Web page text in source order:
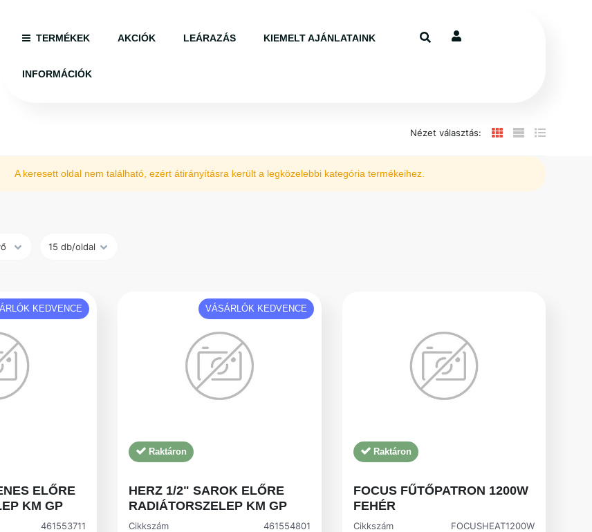
TERMÉKEK AKCIÓK LEÁRAZÁS KIEMELT AJÁNLATAINK
INFORMÁCIÓK
Nézet választás:
A keresett oldal nem található, ezért átirányításra került a legközelebbi kategória termékeihez.
KEDVENCE
ELŐRE
KM GP
461553711
VÁSÁRLÓK KEDVENCE
Raktáron
HERZ 1/2" SAROK ELŐRE
RADIÁTORSZELEP KM GP
Cikkszám
461554801
Raktáron
FOCUS FŰTŐPATRON 1200W
FEHÉR
Cikkszám
FOCUSHEAT1200W